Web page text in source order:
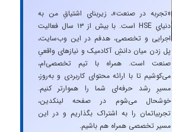
«تجربه در صنعت»، زیربنایِ اشتیاقِ من به
دنیایِ HSE است. با بیش از ۱۳ سال فعالیت
اجرایی و تخصصی، هدفم در این وب‌سایت،
پل زدن میان دانشِ آکادمیک و نیازهای واقعیِ
صنعت است. همراه با تیم تخصصی‌ام،
می‌کوشیم تا با ارائه محتوای کاربردی و به‌روز،
مسیرِ رشد حرفه‌ای شما را هموارتر کنیم.
خوشحال می‌شوم در صفحه لینکدین،
تجربیاتمان را به اشتراک بگذاریم و در این
مسیر تخصصی همراه هم باشیم.